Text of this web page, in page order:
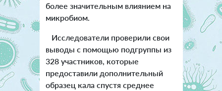
более значительным влиянием на
микробиом.
Исследователи проверили свои
выводы с помощью подгруппы из
328 участников, которые
предоставили дополнительный
образец кала спустя среднее